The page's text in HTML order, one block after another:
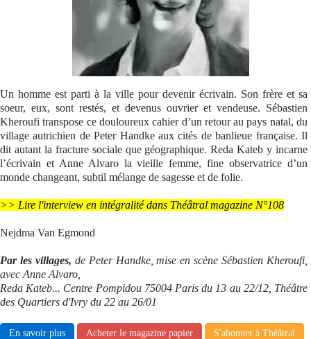
Un homme est parti à la ville pour devenir écrivain. Son frère et sa
soeur, eux, sont restés, et devenus ouvrier et vendeuse. Sébastien
Kheroufi transpose ce douloureux cahier d’un retour au pays natal, du
village autrichien de Peter Handke aux cités de banlieue française. Il
dit autant la fracture sociale que géographique. Reda Kateb y incarne
l’écrivain et Anne Alvaro la vieille femme, fine observatrice d’un
monde changeant, subtil mélange de sagesse et de folie.
>> Lire l'interview en intégralité dans Théâtral magazine N°108
Nejdma Van Egmond
Par les villages, de Peter Handke, mise enscène Sébastien Kheroufi,
avec Anne Alvaro,
Reda Kateb... Centre Pompidou 75004 Paris du 13 au 22/12, Théâtre
des Quartiers d'Ivry du 22 au 26/01
En savoir plus Acheter le magazine papier S'abonner à Théâtral